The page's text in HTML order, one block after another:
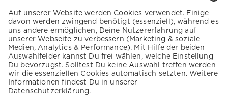
KUNDENSERVICE